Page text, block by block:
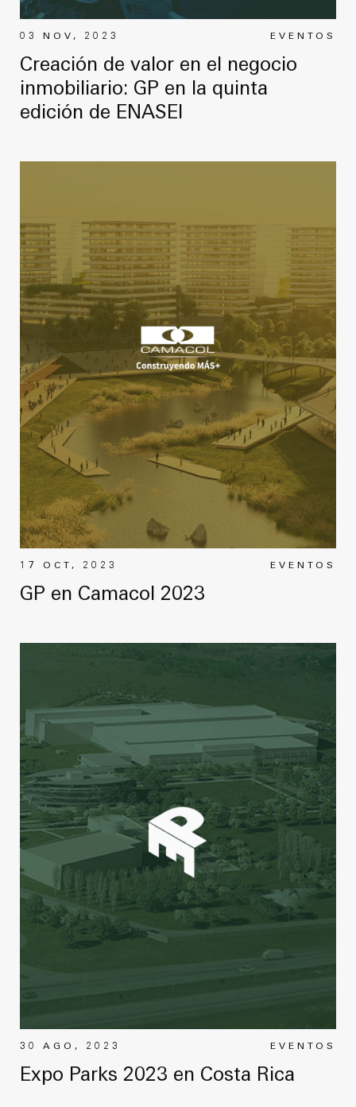
EVENTOS
03 NOV, 2023
Creación de valor en el negocio
inmobiliario: GP en la quinta
edición de ENASEI
EVENTOS
17 OCT, 2023
GP en Camacol 2023
EVENTOS
30 AGO, 2023
Expo Parks 2023 en Costa Rica